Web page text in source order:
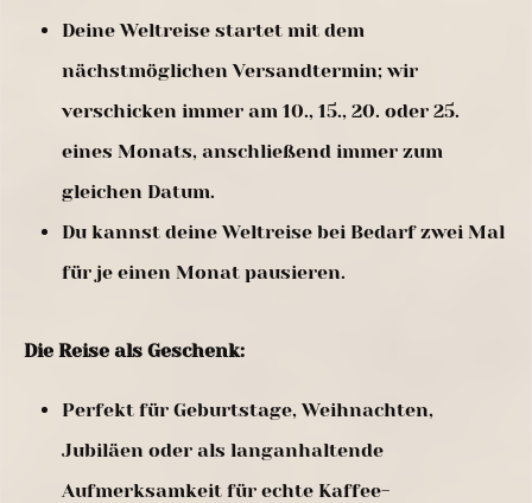
Deine Weltreise startet mit dem
nächstmöglichen Versandtermin; wir
verschicken immer am 10., 15., 20. oder 25.
eines Monats, anschließend immer zum
gleichen Datum.
Du kannst deine Weltreise bei Bedarf zwei Mal
für je einen Monat pausieren.
Die Reise als Geschenk:
Perfekt für Geburtstage, Weihnachten,
Jubiläen oder als langanhaltende
Aufmerksamkeit für echte Kaffee-